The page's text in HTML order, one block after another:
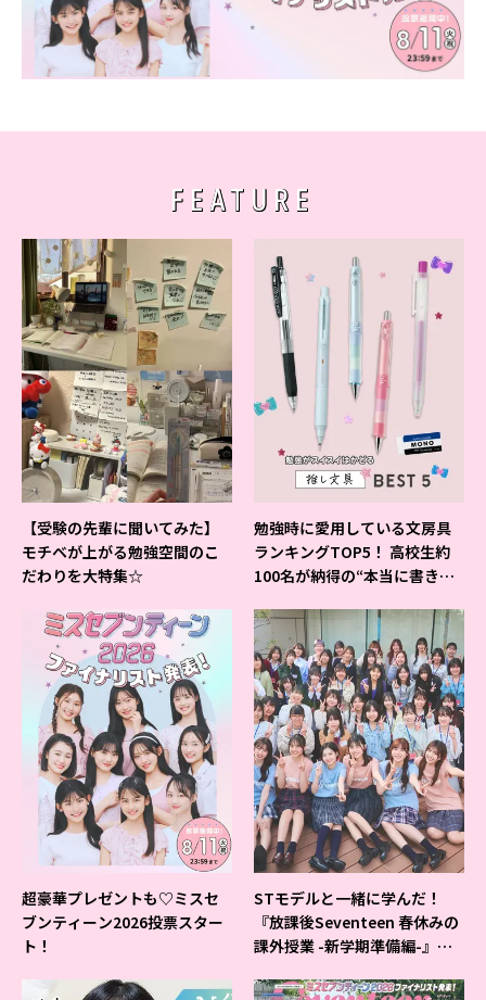
FEATURE
【受験の先輩に聞いてみた】
モチベが上がる勉強空間のこ
だわりを大特集☆
勉強時に愛用している文房具
ランキングTOP5！ 高校生約
100名が納得の“本当に書きや
超豪華プレゼントも♡ミスセ
ブンティーン2026投票スター
ト！
STモデルと一緒に学んだ！
『放課後Seventeen 春休みの
課外授業 -新学期準備編-』イ